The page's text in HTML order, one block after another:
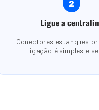
2
Ligue a
Conectores estanques
ligação é simples e